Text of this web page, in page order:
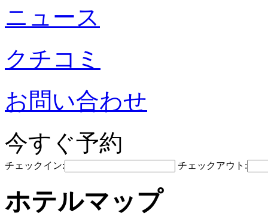
ニュース
クチコミ
お問い合わせ
今すぐ予約
チェックイン: チェックアウト:
ホテルマップ